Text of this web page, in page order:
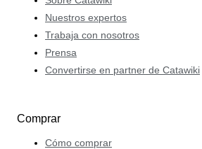
Nuestros expertos
Trabaja con nosotros
Prensa
Convertirse en partner de Catawiki
Comprar
Cómo comprar